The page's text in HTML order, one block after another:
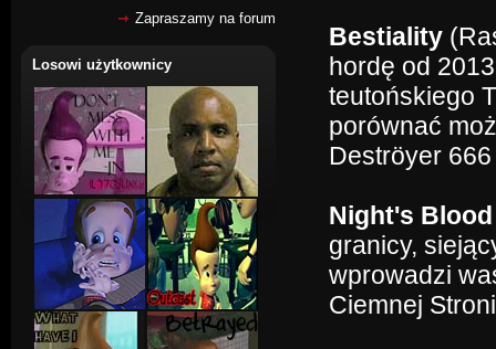
Zapraszamy na forum
Losowi użytkownicy
Bestiality
hordę od
teutońskiego
porównać
Deströyer
Night's
granicy,
wprowadzi
Ciemnej